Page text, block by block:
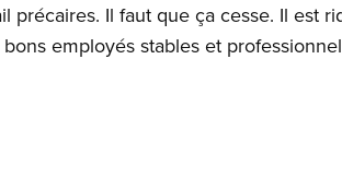
précaires. Il faut que ça cesse. Il est
employés stables et